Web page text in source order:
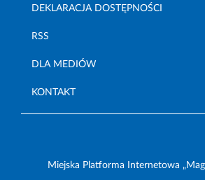
DEKLARACJA DOSTĘPNOŚCI
RSS
DLA MEDIÓW
KONTAKT
Miejska Platforma Internetowa